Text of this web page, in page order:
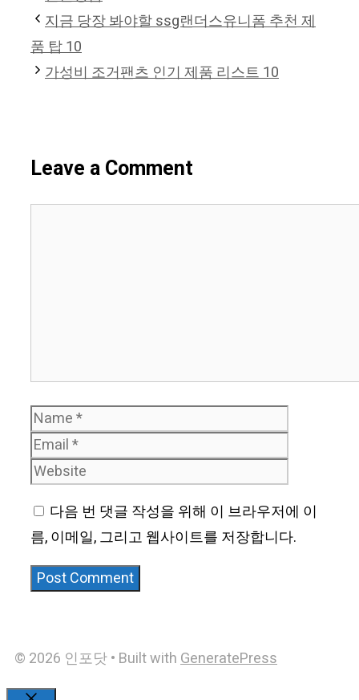
지금 당장 봐야할 ssg랜더스유니폼 추천 제
품 탑 10
가성비 조거팬츠 인기 제품 리스트 10
Leave a Comment
Name
다음 번 댓글 작성을 위해 이 브라우저에 이
름, 이메일, 그리고 웹사이트를 저장합니다.
© 2026 인포닷• Built withGeneratePress